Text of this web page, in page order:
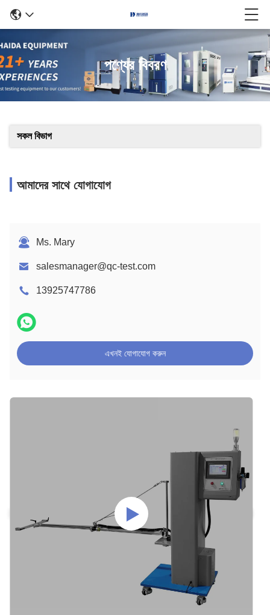
পণ্যের বিবরণ
সকল বিভাগ
আমাদের সাথে যোগাযোগ
Ms. Mary
salesmanager@qc-test.com
13925747786
এখনই যোগাযোগ করুন